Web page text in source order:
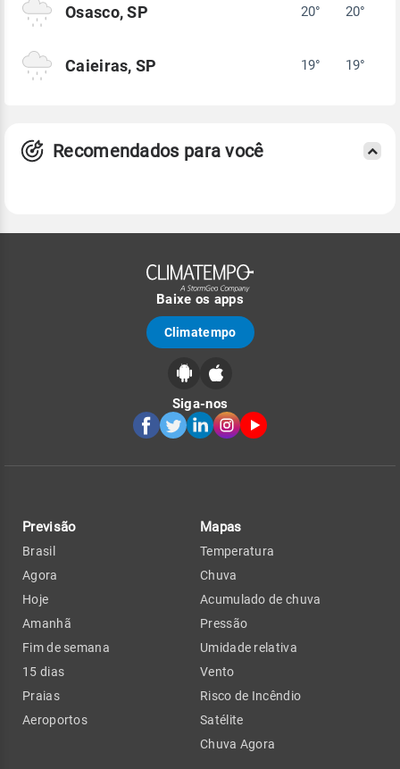
Osasco, SP 20° 20°
Caieiras, SP 19° 19°
Recomendados para você
Baixe os apps
Climatempo
Siga-nos
Previsão
Brasil
Agora
Hoje
Amanhã
Fim de semana
15 dias
Praias
Aeroportos
Mapas
Temperatura
Chuva
Acumulado de chuva
Pressão
Umidade relativa
Vento
Risco de Incêndio
Satélite
Chuva Agora